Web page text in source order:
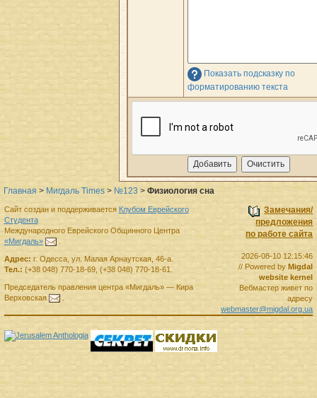
Показать подсказку по
форматированию текста
Главная > Мигдаль Times > №123 > Физиология сна
Замечания/
предложения
по работе сайта
2026-08-10 12:15:46
// Powered byMigdal
website kernel
Вебмастер живет по
адресу
webmaster@migdal.org.ua
Сайт создан и поддерживается Клубом Еврейского
Студента
Международного Еврейского Общинного Центра
«Мигдаль»
.
Адрес: г. Одесса, ул. Малая Арнаутская, 46-а.
Тел.: (+38 048) 770-18-69, (+38 048) 770-18-61
Председатель правленияцентра «Мигдаль»— Кира
Верховская
.